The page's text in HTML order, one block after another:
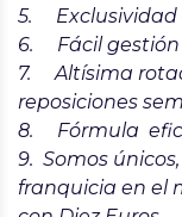
5.
6. Fácil
7. Altísima
reposiciones
8. Fórmula
9. Somos
franquicia en el